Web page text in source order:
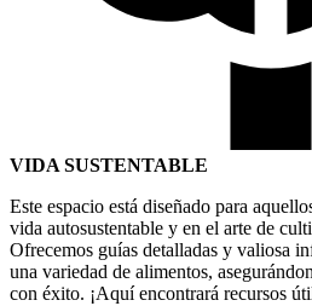
VIDA SUSTENTABLE
Este espacio está diseñado para
vida autosustentable y en el arte de
Ofrecemos guías detalladas y valiosa
una variedad de alimentos,
con éxito. ¡Aquí encontrará recursos